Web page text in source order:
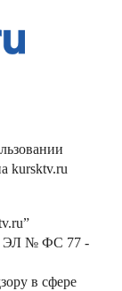
kursktv.ru
ЭЛ № ФС 77 -
в сфере